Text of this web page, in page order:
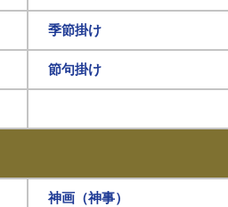
季節掛け
節句掛け
神画（神事）